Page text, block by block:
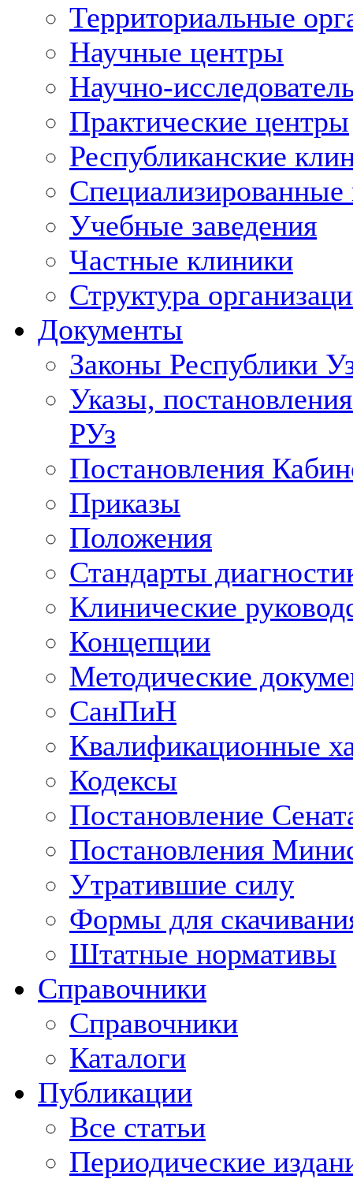
Территориальные
Научные центры
Научно-
Практические центры
Республиканские
Учебные заведения
Частные клиники
Структура
Документы
Законы Республики
Указы,
РУз
Постановления
Приказы
Положения
Стандарты
Клинические
Концепции
Методические
СанПиН
Квалификационные
Кодексы
Постановление
Постановления
Утратившие силу
Формы для
Штатные нормативы
Справочники
Справочники
Каталоги
Публикации
Все статьи
Периодические